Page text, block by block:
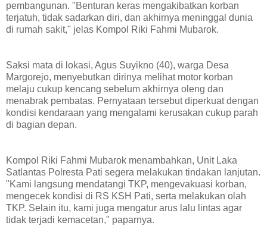
pembangunan. "Benturan keras mengakibatkan korban
terjatuh, tidak sadarkan diri, dan akhirnya meninggal dunia
di rumah sakit," jelas Kompol Riki Fahmi Mubarok.
Saksi mata di lokasi, Agus Suyikno (40), warga Desa
Margorejo, menyebutkan dirinya melihat motor korban
melaju cukup kencang sebelum akhirnya oleng dan
menabrak pembatas. Pernyataan tersebut diperkuat dengan
kondisi kendaraan yang mengalami kerusakan cukup parah
di bagian depan.
Kompol Riki Fahmi Mubarok menambahkan, Unit Laka
Satlantas Polresta Pati segera melakukan tindakan lanjutan.
"Kami langsung mendatangi TKP, mengevakuasi korban,
mengecek kondisi di RS KSH Pati, serta melakukan olah
TKP. Selain itu, kami juga mengatur arus lalu lintas agar
tidak terjadi kemacetan," paparnya.